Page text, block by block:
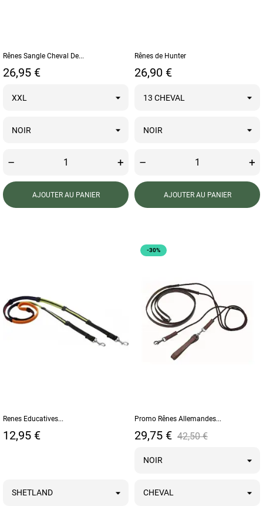
Rênes Sangle Cheval De...
Prix
26,95 €
– +
AJOUTER AU PANIER
Rênes de Hunter
Prix
26,90 €
– +
AJOUTER AU PANIER
Renes Educatives...
Prix
12,95 €
-30%
Promo Rênes Allemandes...
Prix
29,75 € Prix de base
42,50 €